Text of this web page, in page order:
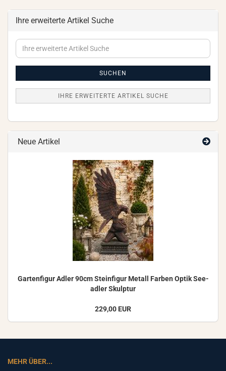
Ihre erweiterte Artikel Suche
Ihre
erweiterte
SUCHEN
IHRE ERWEITERTE ARTIKEL SUCHE
Neue Artikel
Gar­ten­fi­gur Adler 90cm Stein­fi­gur Me­tall Far­ben Optik See­
ad­ler Skulp­tur
229,00 EUR
MEHR ÜBER...